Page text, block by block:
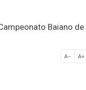
Baiano de
A− A+
Normal